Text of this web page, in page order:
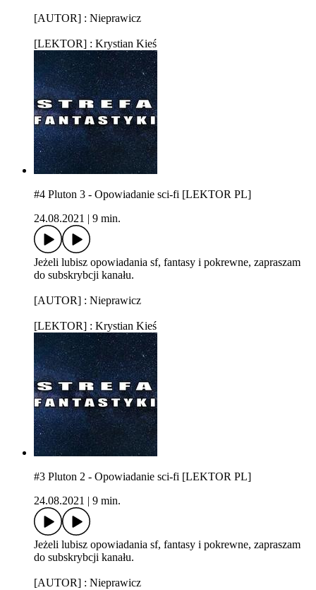
[AUTOR] : Nieprawicz
[LEKTOR] : Krystian Kieś
#4 Pluton 3 - Opowiadanie sci-fi [LEKTOR PL]
24.08.2021
9 min.
Jeżeli lubisz opowiadania sf, fantasy i pokrewne, zapraszam
do subskrybcji kanału.
[AUTOR] : Nieprawicz
[LEKTOR] : Krystian Kieś
#3 Pluton 2 - Opowiadanie sci-fi [LEKTOR PL]
24.08.2021
9 min.
Jeżeli lubisz opowiadania sf, fantasy i pokrewne, zapraszam
do subskrybcji kanału.
[AUTOR] : Nieprawicz